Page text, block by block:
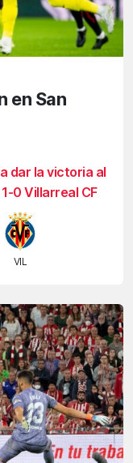
en San
dar la victoria al
0 Villarreal CF
VIL